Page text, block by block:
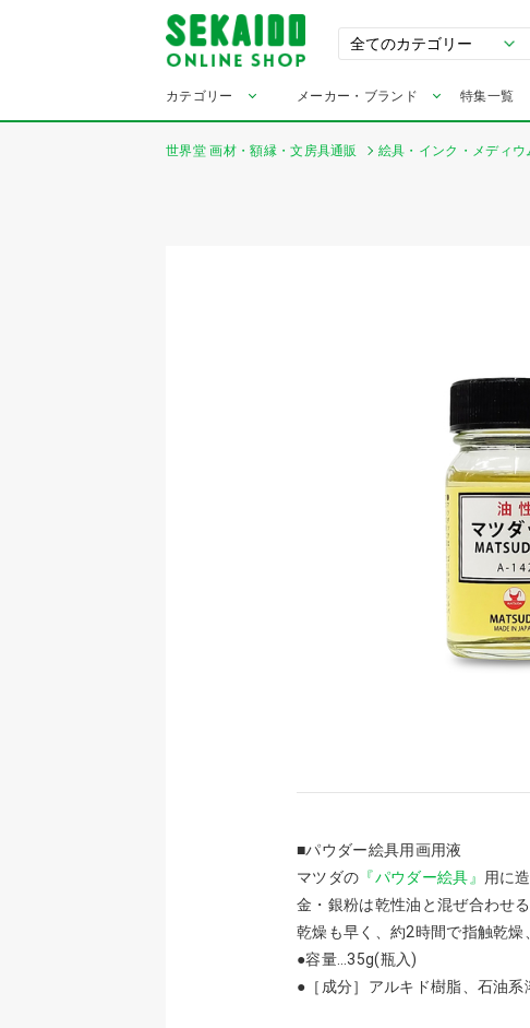
カテゴリー メーカー・ブランド 特集一覧
世界堂 画材・額縁・文房具通販 絵具・インク・メディウ
■パウダー絵具用画用液
マツダの 『パウダー絵具』
用に
金・銀粉は乾性油と混ぜ合わせ
乾燥も早く、約2時間で指触乾燥
●容量…35g(瓶入)
●［成分］アルキド樹脂、石油系